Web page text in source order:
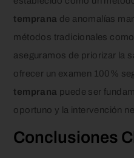
temprana de anomalías
métodos tradicionales
aseguramos de priorizar la
ofrecer un examen 100%
temprana puede ser
oportuno y la intervención
Conclusiones